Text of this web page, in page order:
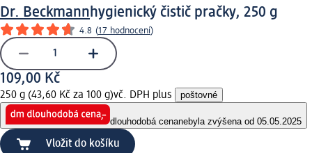
Dr. Beckmannhygienický čistič pračky, 250 g
4.8 (17 hodnocení)
109,00 Kč
250 g (43,60 Kč za 100 g)vč. DPH plus poštovné
dlouhodobá cenanebyla zvýšena od 05.05.2025
Vložit do košíku